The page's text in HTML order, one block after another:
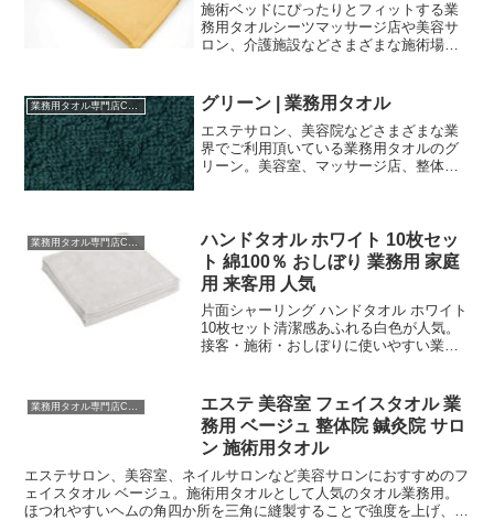
施術ベッドにぴったりとフィットする業
務用タオルシーツマッサージ店や美容サ
ロン、介護施設などさまざまな施術場面
で、使い勝手の良さが特徴的です。
110×220cmという大きな...
業務用タオル専門店CBC グリーン | 業務用タオル
エステサロン、美容院などさまざまな業
界でご利用頂いている業務用タオルのグ
リーン。美容室、マッサージ店、整体
業務用タオル専門店CBC
ハンドタオル ホワイト 10枚セッ
ト 綿100％ おしぼり 業務用 家庭
用 来客用 人気
片面シャーリング ハンドタオル ホワイト
10枚セット清潔感あふれる白色が人気。
接客・施術・おしぼりに使いやすい業務
ックなど、接客や施術の現場で活躍する
美容院ハンドタオ...
業務用タオル専門店CBC
エステ 美容室 フェイスタオル 業
務用 ベージュ 整体院 鍼灸院 サロ
ン 施術用タオル
エステサロン、美容室、ネイルサロンなど美容サロンにおすすめのフ
ェイスタオル ベージュ。施術用タオルとして人気のタオル業務用。
ほつれやすいヘムの角四か所を三角に縫製することで強度を上げ、ほ